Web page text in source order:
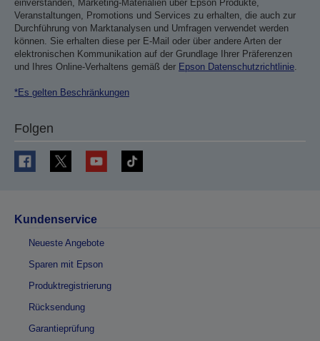
einverstanden, Marketing-Materialien über Epson Produkte,
Veranstaltungen, Promotions und Services zu erhalten, die auch zur
Durchführung von Marktanalysen und Umfragen verwendet werden
können. Sie erhalten diese per E-Mail oder über andere Arten der
elektronischen Kommunikation auf der Grundlage Ihrer Präferenzen
und Ihres Online-Verhaltens gemäß der Epson Datenschutzrichtlinie
*Es gelten Beschränkungen
Folgen
Kundenservice
Neueste Angebote
Sparen mit Epson
Produktregistrierung
Rücksendung
Garantieprüfung